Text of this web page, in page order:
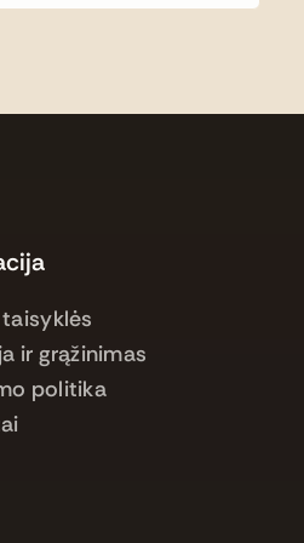
ir grąžinimas
politika